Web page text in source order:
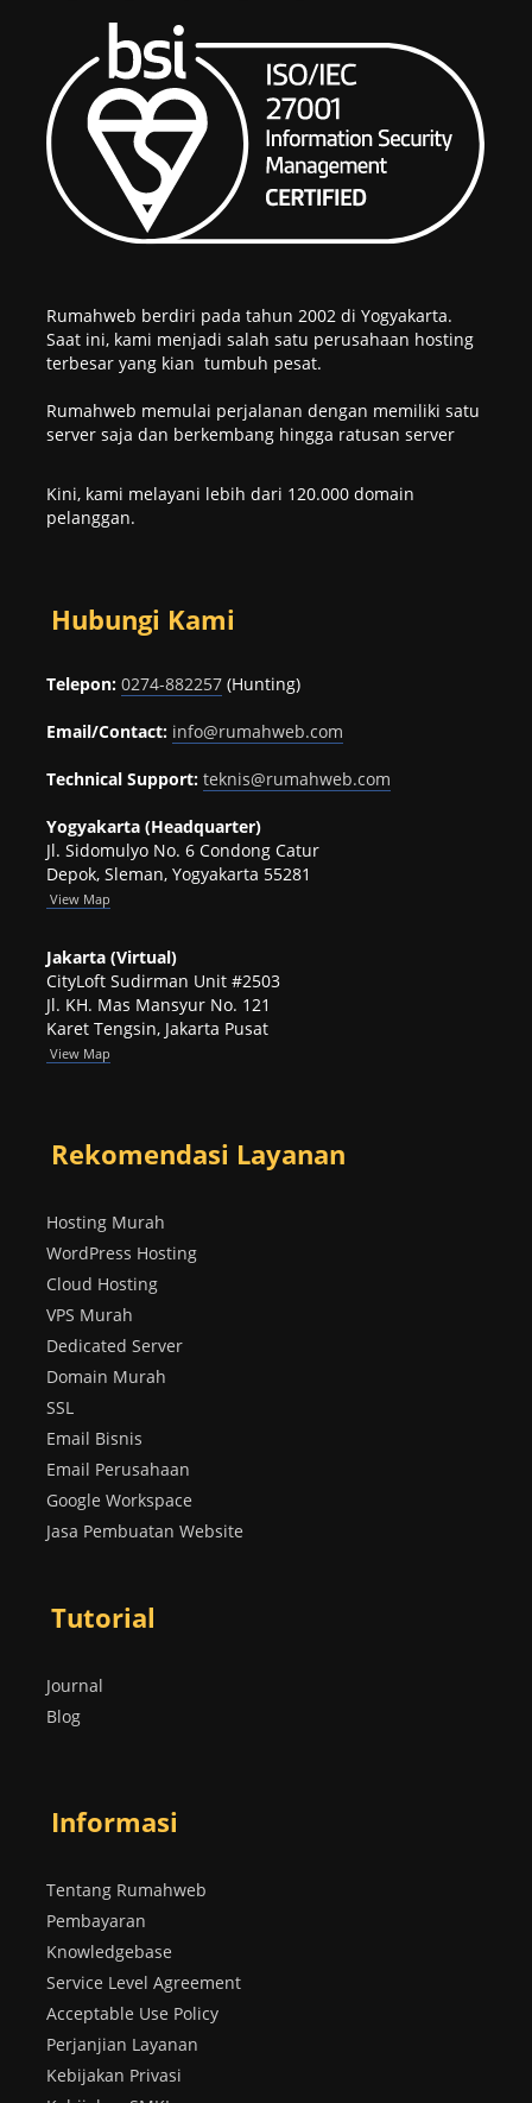
Rumahweb berdiri pada tahun 2002 di Yogyakarta.
Saat ini, kami menjadi salah satu perusahaan hosting
terbesar yang kian tumbuh pesat.
Rumahweb memulai perjalanan dengan memiliki satu
server saja dan berkembang hingga ratusan server
Kini, kami melayani lebih dari 120.000 domain
pelanggan.
Hubungi Kami
Telepon: 0274-882257 (Hunting)
Email/Contact: info@rumahweb.com
Technical Support: teknis@rumahweb.com
Yogyakarta (Headquarter)
Jl. Sidomulyo No. 6 Condong Catur
Depok, Sleman, Yogyakarta 55281
View Map
Jakarta (Virtual)
CityLoft Sudirman Unit #2503
Jl. KH. Mas Mansyur No. 121
Karet Tengsin, Jakarta Pusat
View Map
Rekomendasi Layanan
Hosting Murah
WordPress Hosting
Cloud Hosting
VPS Murah
Dedicated Server
Domain Murah
SSL
Email Bisnis
Email Perusahaan
Google Workspace
Jasa Pembuatan Website
Tutorial
Journal
Blog
Informasi
Tentang Rumahweb
Pembayaran
Knowledgebase
Service Level Agreement
Acceptable Use Policy
Perjanjian Layanan
Kebijakan Privasi